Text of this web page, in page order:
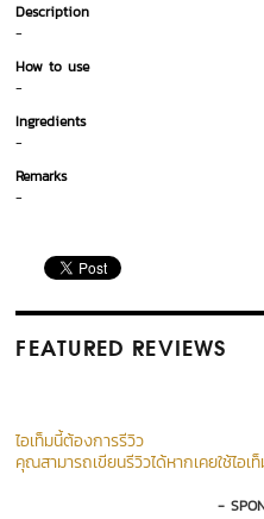
Description
-
How to use
-
Ingredients
-
Remarks
-
FEATURED REVIEWS
ไอเท็มนี้ต้องการรีวิว
คุณสามารถเขียนรีวิวได้หากเคยใช้ไอเ
-